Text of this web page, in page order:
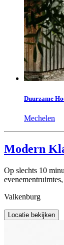
Duurzame
Mechelen
Modern
Op slechts 10
Valkenburg
Locatie bekijken